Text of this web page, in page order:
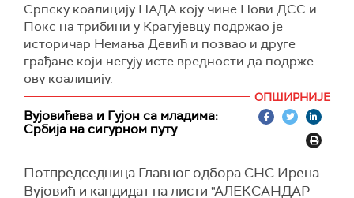
једнострано проглашена независност Косова
и Метохије.
Председник СПС истакао је и да садашња
опозиција представља "остатак и фронцле
некадашњег ДОС-а", уз, како наводи, “већ
виђену превару да бирачи који воле Србију
гласају за наводно патриотску десницу, која ће
антисрпску политику“.
У свом обраћању Ивица Дачић је подсетио
Српску коалицију НАДА коју чине Нови ДСС и
Покс на трибини у Крагујевцу подржао је
историчар Немања Девић и позвао и друге
грађане који негују исте вредности да подрже
ову коалицију.
"Нисам члан ниједне странке, али јесам
пријатељ ПОКС и Новог ДСС. Управо зато сам
са вама, са људима којима значе појмови попут
идентитета, истине, правде и којима ти
појмови не бледе", рекао је Девић.
ОПШИРНИЈЕ
Вујовићева и Гујон са младима:
Србија на сигурном путу
Потпредседница Главног одбора СНС Ирена
Вујовић и кандидат на листи "АЛЕКСАНДАР